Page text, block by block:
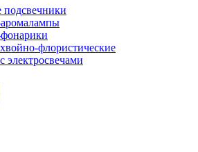
подсвечники
флористические
электросвечами